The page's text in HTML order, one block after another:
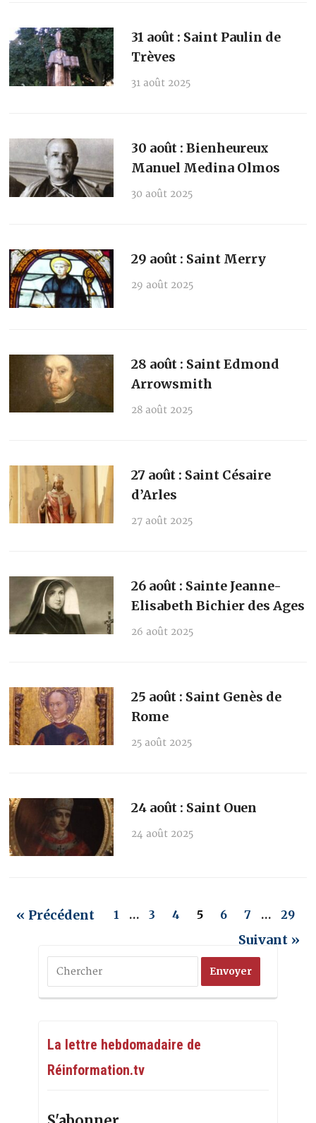
31 août : Saint Paulin de
Trèves
31 août 2025
30 août : Bienheureux
Manuel Medina Olmos
30 août 2025
29 août : Saint Merry
29 août 2025
28 août : Saint Edmond
Arrowsmith
28 août 2025
27 août : Saint Césaire
d’Arles
27 août 2025
26 août : Sainte Jeanne-
Elisabeth Bichier des Ages
26 août 2025
25 août : Saint Genès de
Rome
25 août 2025
24 août : Saint Ouen
24 août 2025
« Précédent 1 … 3 4 5 6 7 … 29
Suivant »
La lettre hebdomadaire de
Réinformation.tv